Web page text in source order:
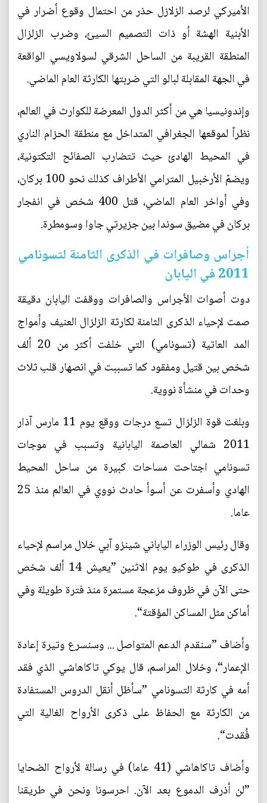
الأميركي لرصد الزلازل حذر من احتمال وقوع أضرار في
الأبنية الهشة أو ذات التصميم السيئ، وضرب الزلزال
المنطقة القريبة من الساحل الشرقي لسولاويسي الواقعة
في الجهة المقابلة لبالو التي ضربتها الكارثة العام الماضي.
وإندونيسيا هي من أكثر الدول المعرضة للكوارث في العالم،
نظراً لموقعها الجغرافي المتداخل مع منطقة الحزام الناري
في المحيط الهادئ حيث تتضارب الصفائح التكتونية،
ويضمّ الأرخبيل المترامي الأطراف كذلك نحو 100 بركان،
وفي أواخر العام الماضي، قتل 400 شخص في انفجار
بركان في مضيق سوندا بين جزيرتي جاوا وسومطرة.
أجراس وصافرات في الذكرى الثامنة لتسونامي
2011 في اليابان
دوت أصوات الأجراس والصافرات ووقفت اليابان دقيقة
صمت لإحياء الذكرى الثامنة لكارثة الزلزال العنيف وأمواج
المد العاتية (تسونامي) التي خلفت أكثر من 20 ألف
شخص بين قتيل ومفقود كما تسببت في انصهار قلب ثلاث
وحدات في منشأة نووية.
وبلغت قوة الزلزال تسع درجات ووقع يوم 11 مارس آذار
2011 شمالي العاصمة اليابانية وتسبب في موجات
تسونامي اجتاحت مساحات كبيرة من ساحل المحيط
الهادي وأسفرت عن أسوأ حادث نووي في العالم منذ 25
عاما.
وقال رئيس الوزراء الياباني شينزو آبي خلال مراسم لإحياء
الذكرى في طوكيو يوم الاثنين ”يعيش 14 ألف شخص
حتى الآن في ظروف مزعجة مستمرة منذ فترة طويلة وفي
أماكن مثل المساكن المؤقتة“.
وأضاف ”سنقدم الدعم المتواصل ... وسنسرع وتيرة إعادة
الإعمار“، وخلال المراسم، قال يوكي تاكاهاشي الذي فقد
أمه في كارثة التسونامي ”سأظل أنقل الدروس المستفادة
من الكارثة مع الحفاظ على ذكرى الأرواح الغالية التي
فُقدت“.
وأضاف تاكاهاشي (41 عاما) في رسالة لأرواح الضحايا
”لن أذرف الدموع بعد الآن. احرسونا ونحن في طريقنا